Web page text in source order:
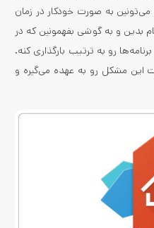
به صورت خودکار در زمان
بدین و به گوشی بفهمونین که در
رو به ترتیب بارگذاری کنه.
این مشکل رو به عهده می‌گیره و